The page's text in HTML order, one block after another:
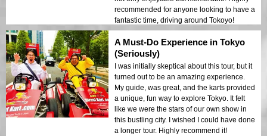
recommended for anyone looking to have a
fantastic time, driving around Tokoyo!
A Must-Do Experience in Tokyo
(Seriously)
I was initially skeptical about this tour, but it
turned out to be an amazing experience.
My guide, was great, and the karts provided
a unique, fun way to explore Tokyo. It felt
like we were the stars of our own show in
this bustling city. I wished I could have done
a longer tour. Highly recommend it!